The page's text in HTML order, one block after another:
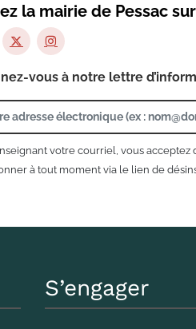
la mairie de Pessac
vous à notre lettre
votre courriel, vous
à tout moment via le lien de
S’engager